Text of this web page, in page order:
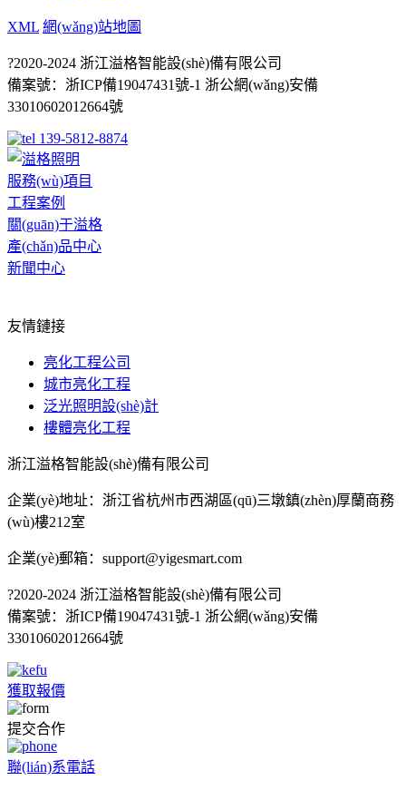
XML 網(wǎng)站地圖
?2020-2024 浙江溢格智能設(shè)備有限公司
備案號： 浙ICP備19047431號-1 浙公網(wǎng)安備
33010602012664號
139-5812-8874
服務(wù)項目
工程案例
關(guān)于溢格
產(chǎn)品中心
新聞中心
友情鏈接
亮化工程公司
城市亮化工程
泛光照明設(shè)計
樓體亮化工程
浙江溢格智能設(shè)備有限公司
企業(yè)地址：浙江省杭州市西湖區(qū)三墩鎮(zhèn)厚蘭商務
(wù)樓212室
企業(yè)郵箱：support@yigesmart.com
?2020-2024 浙江溢格智能設(shè)備有限公司
備案號： 浙ICP備19047431號-1 浙公網(wǎng)安備
33010602012664號
獲取報價
提交合作
聯(lián)系電話